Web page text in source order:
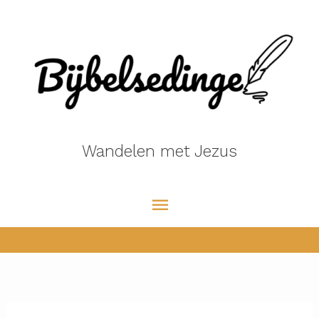
inhoud
Wandelen met Jezus
Hoofdmenu